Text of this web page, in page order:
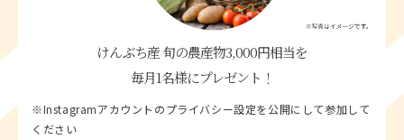
けんぶち産 旬の農産物3,000円相当を
毎月1名様にプレゼント！
※Instagramアカウントのプライバシー設定を公開にして参加して
ください